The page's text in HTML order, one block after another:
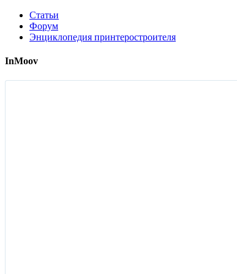
Статьи
Форум
Энциклопедия принтеростроителя
InMoov